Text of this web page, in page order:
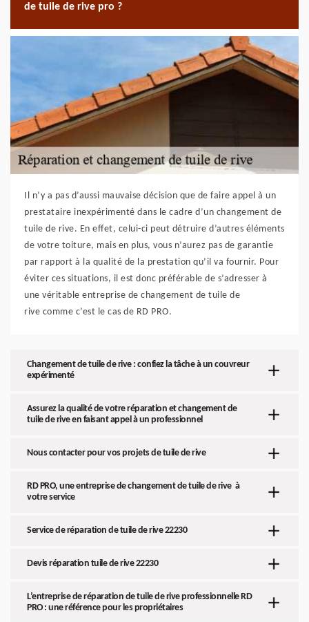
de tuile de rive pro ?
Il n’y a pas d’aussi mauvaise décision que de faire appel à un
prestataire inexpérimenté dans le cadre d’un changement de
tuile de rive. En effet, celui-ci peut détruire d’autres éléments
de votre toiture, mais en plus, vous n’aurez pas de garantie
par rapport à la qualité de la prestation qu’il va fournir. Pour
éviter ces situations, il est donc préférable de s’adresser à
une véritable entreprise de changement de tuile de
rive comme c’est le cas de RD PRO.
Changement de tuile de rive : confiez la tâche à un couvreur
expérimenté
Assurez la qualité de votre réparation et changement de
tuile de rive en faisant appel à un professionnel
Nous contacter pour vos projets de tuile de rive
RD PRO, une entreprise de changement de tuile de rive à
votre service
Service de réparation de tuile de rive 22230
Devis réparation tuile de rive 22230
L’entreprise de réparation de tuile de rive professionnelle RD
PRO : une référence pour les propriétaires